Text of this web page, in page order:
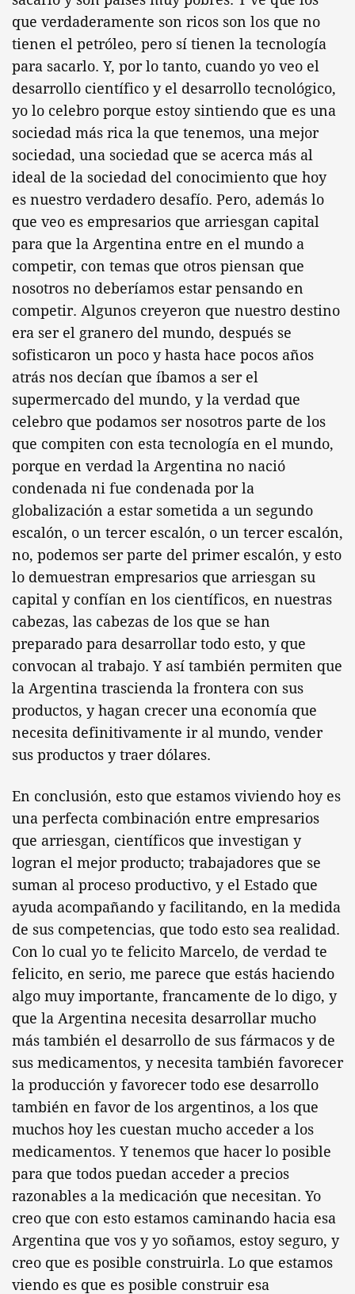
que verdaderamente son ricos son los que no
tienen el petróleo, pero sí tienen la tecnología
para sacarlo. Y, por lo tanto, cuando yo veo el
desarrollo científico y el desarrollo tecnológico,
yo lo celebro porque estoy sintiendo que es una
sociedad más rica la que tenemos, una mejor
sociedad, una sociedad que se acerca más al
ideal de la sociedad del conocimiento que hoy
es nuestro verdadero desafío. Pero, además lo
que veo es empresarios que arriesgan capital
para que la Argentina entre en el mundo a
competir, con temas que otros piensan que
nosotros no deberíamos estar pensando en
competir. Algunos creyeron que nuestro destino
era ser el granero del mundo, después se
sofisticaron un poco y hasta hace pocos años
atrás nos decían que íbamos a ser el
supermercado del mundo, y la verdad que
celebro que podamos ser nosotros parte de los
que compiten con esta tecnología en el mundo,
porque en verdad la Argentina no nació
condenada ni fue condenada por la
globalización a estar sometida a un segundo
escalón, o un tercer escalón, o un tercer escalón,
no, podemos ser parte del primer escalón, y esto
lo demuestran empresarios que arriesgan su
capital y confían en los científicos, en nuestras
cabezas, las cabezas de los que se han
preparado para desarrollar todo esto, y que
convocan al trabajo. Y así también permiten que
la Argentina trascienda la frontera con sus
productos, y hagan crecer una economía que
necesita definitivamente ir al mundo, vender
sus productos y traer dólares.
En conclusión, esto que estamos viviendo hoy es
una perfecta combinación entre empresarios
que arriesgan, científicos que investigan y
logran el mejor producto; trabajadores que se
suman al proceso productivo, y el Estado que
ayuda acompañando y facilitando, en la medida
de sus competencias, que todo esto sea realidad.
Con lo cual yo te felicito Marcelo, de verdad te
felicito, en serio, me parece que estás haciendo
algo muy importante, francamente de lo digo, y
que la Argentina necesita desarrollar mucho
más también el desarrollo de sus fármacos y de
sus medicamentos, y necesita también favorecer
la producción y favorecer todo ese desarrollo
también en favor de los argentinos, a los que
muchos hoy les cuestan mucho acceder a los
medicamentos. Y tenemos que hacer lo posible
para que todos puedan acceder a precios
razonables a la medicación que necesitan. Yo
creo que con esto estamos caminando hacia esa
Argentina que vos y yo soñamos, estoy seguro, y
creo que es posible construirla. Lo que estamos
viendo es que es posible construir esa